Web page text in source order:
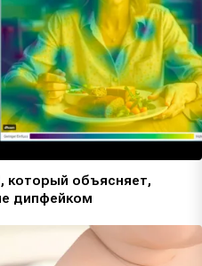
который объясняет,
дипфейком